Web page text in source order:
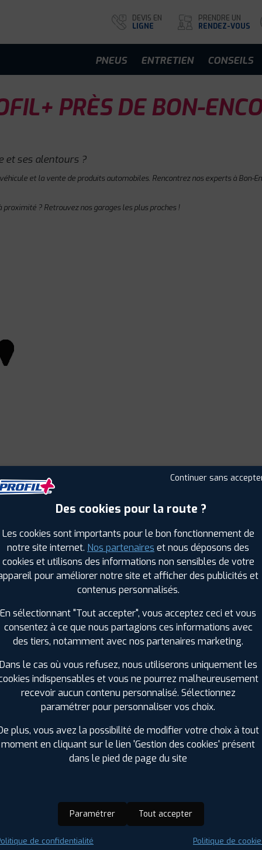
DEVIS EN
LIGNE
PRENDRE UN
RENDEZ-VOUS
PNEUS ENTRETIEN CONSEILS
PRÈS DE BON-
et ses alentours ?
et la vente de produits automobiles. Rencontrez nos experts à Bon-
proximité ? Retrouvez nos garages les plus proches !
PROFIL PLUS DANS LES VILLES À
Fleurance (32)
Le Passage (47)
Nérac (47)
Tonneins (47)
PROFIL PLUS DANS LES
LANDES (40)
+ D'INFOS
LOT (46)
+ D'INFOS
adherent Offres d'emploi FAQ
Continuer sans
Des cookies pour la route ?
Les cookies sont importants pour le bon fonctionnement de
notre site internet. Nos partenaires et nous déposons des
cookies et utilisons des informations non sensibles de votre
pour améliorer notre site et afficher des publicités et
contenus personnalisés.
En sélectionnant "Tout accepter", vous acceptez ceci et vous
consentez à ce que nous partagions ces informations avec
des tiers, notamment avec nos partenaires marketing.
Dans le cas où vous refusez, nous utiliserons uniquement les
indispensables et vous ne pourrez malheureusement
recevoir aucun contenu personnalisé. Sélectionnez
paramétrer pour personnaliser vos choix.
plus, vous avez la possibilité de modifier votre choix à tout
moment en cliquant sur le lien 'Gestion des cookies' présent
dans le pied de page du site
Paramétrer Tout accepter
de confidentialité Politique de